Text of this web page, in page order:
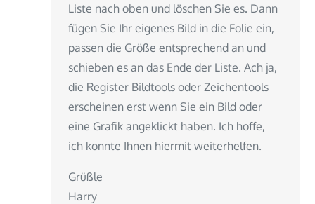
Liste nach oben und löschen Sie es. Dann
fügen Sie Ihr eigenes Bild in die Folie ein,
passen die Größe entsprechend an und
schieben es an das Ende der Liste. Ach ja,
die Register Bildtools oder Zeichentools
erscheinen erst wenn Sie ein Bild oder
eine Grafik angeklickt haben. Ich hoffe,
ich konnte Ihnen hiermit weiterhelfen.
Grüßle
Harry